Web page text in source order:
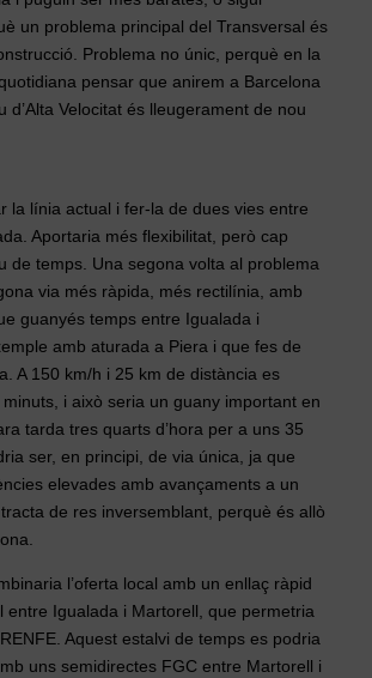
un problema principal del Transversal és
Problema no únic, perquè en la
pensar que anirem a Barcelona
d’Alta Velocitat és lleugerament de nou
la línia actual i fer-la de dues vies entre
Aportaria més flexibilitat, però cap
de temps. Una segona volta al problema
via més ràpida, més rectilínia, amb
guanyés temps entre Igualada i
amb aturada a Piera i que fes de
A 150 km/h i 25 km de distància es
i això seria un guany important en
tarda tres quarts d’hora per a uns 35
ser, en principi, de via única, ja que
elevades amb avançaments a un
de res inversemblant, perquè és allò
l’oferta local amb un enllaç ràpid
entre Igualada i Martorell, que permetria
Aquest estalvi de temps es podria
uns semidirectes FGC entre Martorell i